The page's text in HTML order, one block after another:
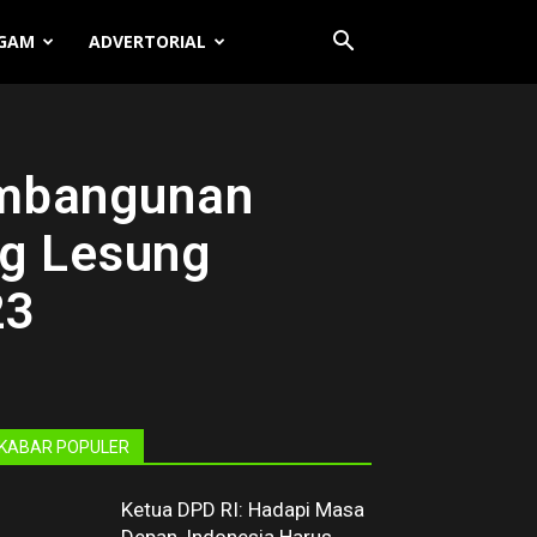
ADVERTORIAL
Lesung
POPULER
Ketua DPD RI: Hadapi Masa